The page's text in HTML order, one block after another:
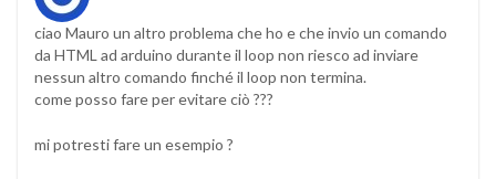
ciao Mauro un altro problema che ho e che invio un comando
da HTML ad arduino durante il loop non riesco ad inviare
nessun altro comando finché il loop non termina.
come posso fare per evitare ciò ???
mi potresti fare un esempio ?